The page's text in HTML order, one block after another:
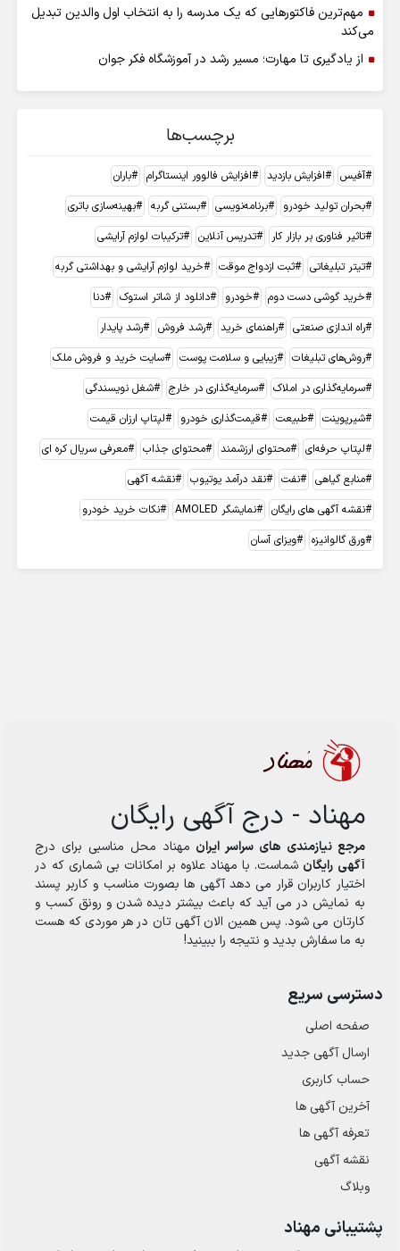
مهم‌ترین فاکتورهایی که یک مدرسه را به انتخاب اول والدین تبدیل
می‌کند
از یادگیری تا مهارت؛ مسیر رشد در آموزشگاه فکر جوان
برچسب‌ها
آفیس افزایش بازدید افزایش فالوور اینستاگرام
باران
بحران تولید خودرو
برنامه‌نویسی بستنی گربه
بهینه‌سازی باتری
تاثیر فناوری بر بازار کار
تدریس آنلاین
ترکیبات لوازم آرایشی
تیتر تبلیغاتی
ثبت ازدواج موقت
خرید لوازم آرایشی و بهداشتی گربه
خرید گوشی دست دوم
خودرو دانلود از شاتر استوک
دنا
راه اندازی صنعتی
راهنمای خرید رشد فروش
رشد پایدار
روش‌های تبلیغات
زیبایی و سلامت پوست
سایت خرید و فروش ملک
سرمایه‌گذاری در املاک
سرمایه‌گذاری در خارج
شغل نویسندگی
شیرپوینت
طبیعت قیمت‌گذاری خودرو
لپتاپ ارزان قیمت
لپتاپ حرفه‌ای
محتوای ارزشمند محتوای جذاب
معرفی سریال کره ای
منابع گیاهی
نفت نقد درآمد یوتیوب
نقشه آگهی
نقشه آگهی های رایگان
نمایشگر AMOLED
نکات خرید خودرو
ورق گالوانیزه
ویزای آسان
مهناد - درج آگهی رایگان
مرجع نیازمندی های سراسر ایران مهناد محل مناسبی برای درج
آگهی رایگان شماست. با مهناد علاوه بر امکانات بی شماری که در
اختیار کاربران قرار می دهد آگهی ها بصورت مناسب و کاربر پسند
به نمایش در می آید که باعث بیشتر دیده شدن و رونق کسب و
کارتان می شود. پس همین الان آگهی تان در هر موردی که هست
به ما سفارش بدید و نتیجه را ببینید!
دسترسی سریع
صفحه اصلی
ارسال‌ آگهی جدید
حساب کاربری
آخرین آگهی ها
تعرفه آگهی ها
نقشه آگهی
وبلاگ
پشتیبانی مهناد